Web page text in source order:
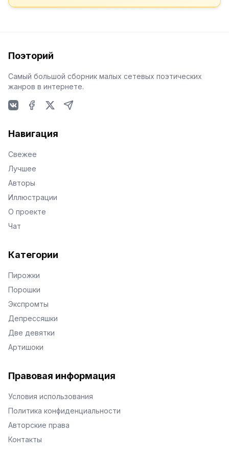
Поэторий
Самый большой сборник малых сетевых поэтических
жанров в интернете.
Навигация
Свежее
Лучшее
Авторы
Иллюстрации
О проекте
Чат
Категории
Пирожки
Порошки
Экспромты
Депрессяшки
Две девятки
Артишоки
Правовая информация
Условия использования
Политика конфиденциальности
Авторские права
Контакты